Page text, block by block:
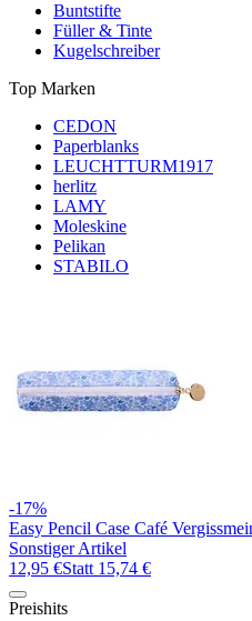
Buntstifte
Füller & Tinte
Kugelschreiber
Top Marken
CEDON
Paperblanks
LEUCHTTURM1917
herlitz
LAMY
Moleskine
Pelikan
STABILO
-17%
Easy Pencil Case Café
Sonstiger Artikel
12,95 €Statt 15,74 €
Preishits